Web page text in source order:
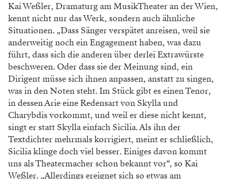
Kai Weßler, Dramaturg am MusikTheater ander Wien,
kennt nicht nur das Werk, sondernauch ähnliche
Situationen. „Dass Sänger verspätet anreisen, weil sie
anderweitig noch einEngagement haben, was dazu
führt, dass sichdie anderen über derlei Extrawürste
beschweren.Oder dass sie der Meinung sind, ein
Dirigentmüsse sich ihnen anpassen, anstatt zu singen,
was in den Noten steht. Im Stück gibt es einenTenor,
in dessen Arie eine Redensart von Skyllaund
Charybdis vorkommt, und weil er diese nichtkennt,
singt er statt Skylla einfach Sicilia. Alsihn der
Textdichter mehrmals korrigiert, meinter schließlich,
Sicilia klinge doch viel besser.Einiges davon kommt
uns als Theatermacher schon bekannt vor“, so Kai
Weßler. „Allerdingsereignet sich so etwas am